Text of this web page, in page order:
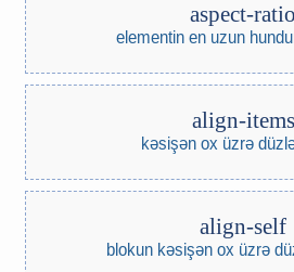
aspect-ratio
elementin en uzun
align-items
kəsişən ox üzrə
align-self
blokun kəsişən ox üzrə